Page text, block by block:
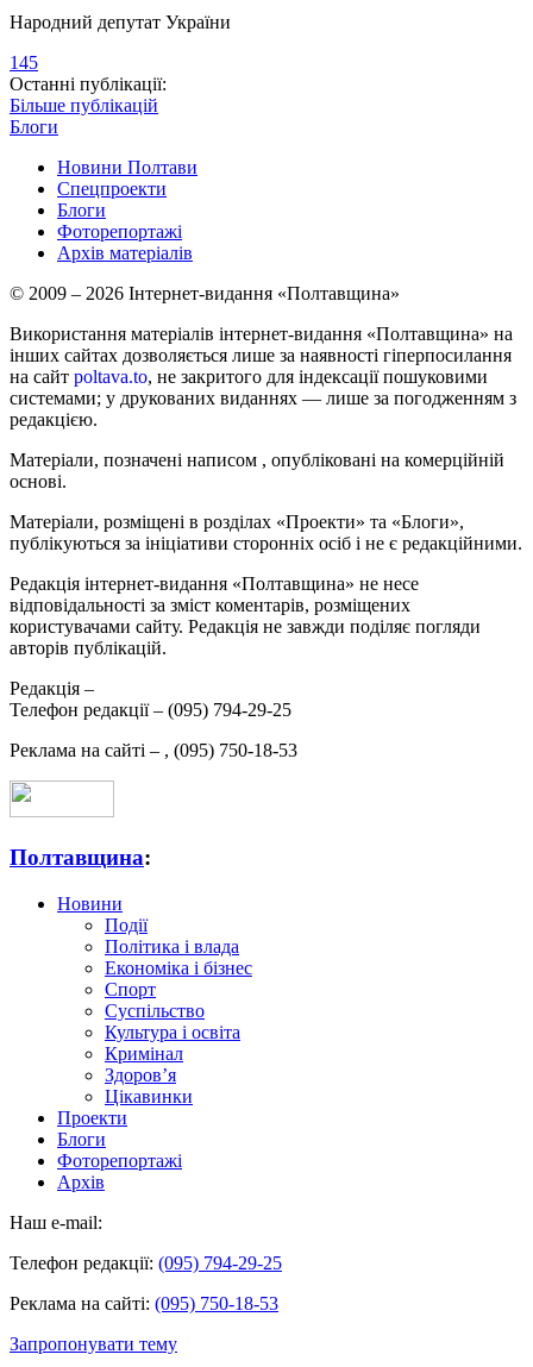
Народний депутат України
145
Останні публікації:
Більше публікацій
Блоги
Новини Полтави
Спецпроекти
Блоги
Фоторепортажі
Архів матеріалів
© 2009 – 2026 Інтернет-видання «Полтавщина»
Використання матеріалів інтернет-видання «Полтавщина» на
інших сайтах дозволяється лише за наявності гіперпосилання
на сайт poltava.to, не закритого для індексації пошуковими
системами; у друкованих виданнях — лише за погодженням з
редакцією.
Матеріали, позначені написом , опубліковані на комерційній
основі.
Матеріали, розміщені в розділах «Проекти» та «Блоги»,
публікуються за ініціативи сторонніх осіб і не є редакційними.
Редакція інтернет-видання «Полтавщина» не несе
відповідальності за зміст коментарів, розміщених
користувачами сайту. Редакція не завжди поділяє погляди
авторів публікацій.
Редакція –
Телефон редакції – (095) 794-29-25
Реклама на сайті – , (095) 750-18-53
Полтавщина:
Новини
Події
Політика і влада
Економіка і бізнес
Спорт
Суспільство
Культура і освіта
Кримінал
Здоров’я
Цікавинки
Проекти
Блоги
Фоторепортажі
Архів
Наш e-mail:
Телефон редакції: (095) 794-29-25
Реклама на сайті: (095) 750-18-53
Запропонувати тему